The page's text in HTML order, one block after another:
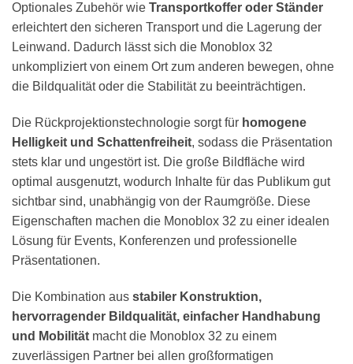
Optionales Zubehör wie Transportkoffer oder Ständer
erleichtert den sicheren Transport und die Lagerung der
Leinwand. Dadurch lässt sich die Monoblox 32
unkompliziert von einem Ort zum anderen bewegen, ohne
die Bildqualität oder die Stabilität zu beeinträchtigen.
Die Rückprojektionstechnologie sorgt für homogene
Helligkeit und Schattenfreiheit, sodass die Präsentation
stets klar und ungestört ist. Die große Bildfläche wird
optimal ausgenutzt, wodurch Inhalte für das Publikum gut
sichtbar sind, unabhängig von der Raumgröße. Diese
Eigenschaften machen die Monoblox 32 zu einer idealen
Lösung für Events, Konferenzen und professionelle
Präsentationen.
Die Kombination aus stabiler Konstruktion,
hervorragender Bildqualität, einfacher Handhabung
und Mobilität macht die Monoblox 32 zu einem
zuverlässigen Partner bei allen großformatigen